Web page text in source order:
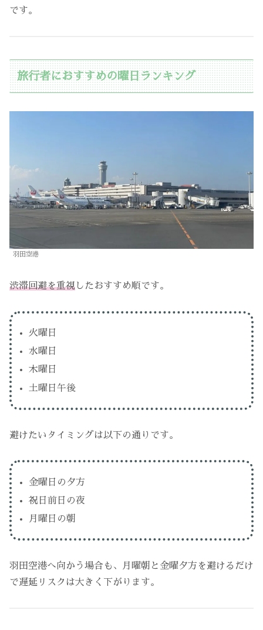
です。
旅行者におすすめの曜日ランキング
羽田空港
渋滞回避を重視 したおすすめ順です。
火曜日
水曜日
木曜日
土曜日午後
避けたいタイミングは以下の通りです。
金曜日の夕方
祝日前日の夜
月曜日の朝
羽田空港へ向かう場合も、月曜朝と金曜夕方を避けるだけ
で遅延リスクは大きく下がります。